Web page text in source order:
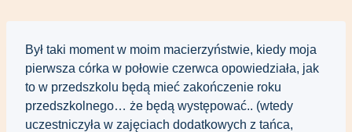
Był taki moment w moim macierzyństwie, kiedy moja
pierwsza córka w połowie czerwca opowiedziała, jak
to w przedszkolu będą mieć zakończenie roku
przedszkolnego… że będą występować.. (wtedy
uczestniczyła w zajęciach dodatkowych z tańca,